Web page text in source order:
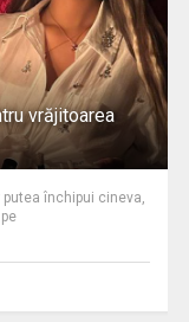
vrăjitoarea
închipui cineva,